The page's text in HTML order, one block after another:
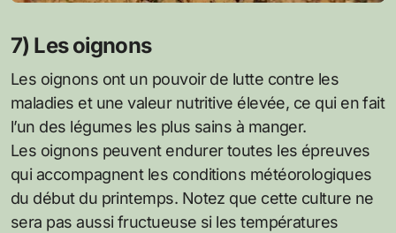
7) Les oignons
Les oignons ont un pouvoir de lutte contre les
maladies et une valeur nutritive élevée, ce qui en fait
l’un des légumes les plus sains à manger.
Les oignons peuvent endurer toutes les épreuves
qui accompagnent les conditions météorologiques
du début du printemps. Notez que cette culture ne
sera pas aussi fructueuse si les températures